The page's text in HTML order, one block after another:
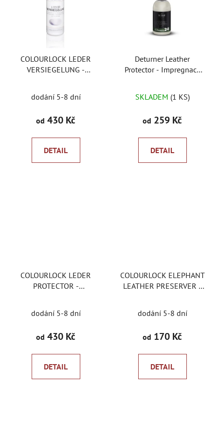
COLOURLOCK LEDER
VERSIEGELUNG -
dodání 5-8 dní
od 430 Kč
DETAIL
Deturner Leather
Protector - Impregnace
SKLADEM (1 KS)
od 259 Kč
DETAIL
COLOURLOCK LEDER
PROTECTOR -
dodání 5-8 dní
od 430 Kč
DETAIL
COLOURLOCK ELEPHANT
LEATHER PRESERVER -
hodnocení
produktu
5,0
z
dodání 5-8 dní
od 170 Kč
DETAIL